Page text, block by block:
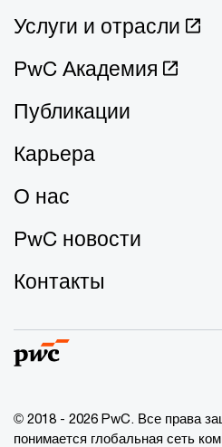
Услуги и отрасли
PwC Академия
Публикации
Карьера
О нас
PwC новости
Контакты
© 2018 - 2026 PwC. Все права
понимается глобальная сеть